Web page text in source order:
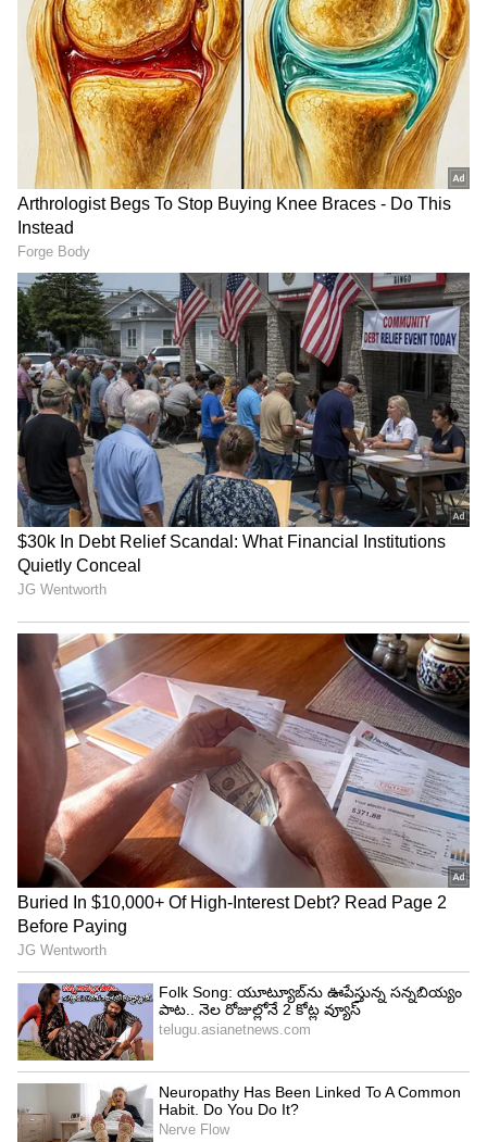
ఫలిస్తాయి. వ్యాపారాలకు సంబంధించి కీలక నిర్ణయాలు
తీసుకుంటారు. ఉద్యోగాలు సాఫీగా సాగుతాయి.
Image Credit :Asianet News
మిథున రాశి ఫలాలు
దూర ప్రయాణాలు వాయిదా పడతాయి. చిన్నపాటి
అనారోగ్య సమస్యలు బాధిస్తాయి. కుటుంబ సభ్యులతో
వాదనకు దిగడం మంచిది కాదు. ముఖ్యమైన కార్యక్రమాలు
మందకొడిగా సాగుతాయి. ఆర్థిక లావాదేవీలు నిరాశ
పరుస్తాయి. వ్యాపారాలు నిదానంగా సాగుతాయి.
ఉద్యోగాలలో అదనపు బాధ్యతలు ఉంటాయి.
5
13
Image Credit :Asianet News